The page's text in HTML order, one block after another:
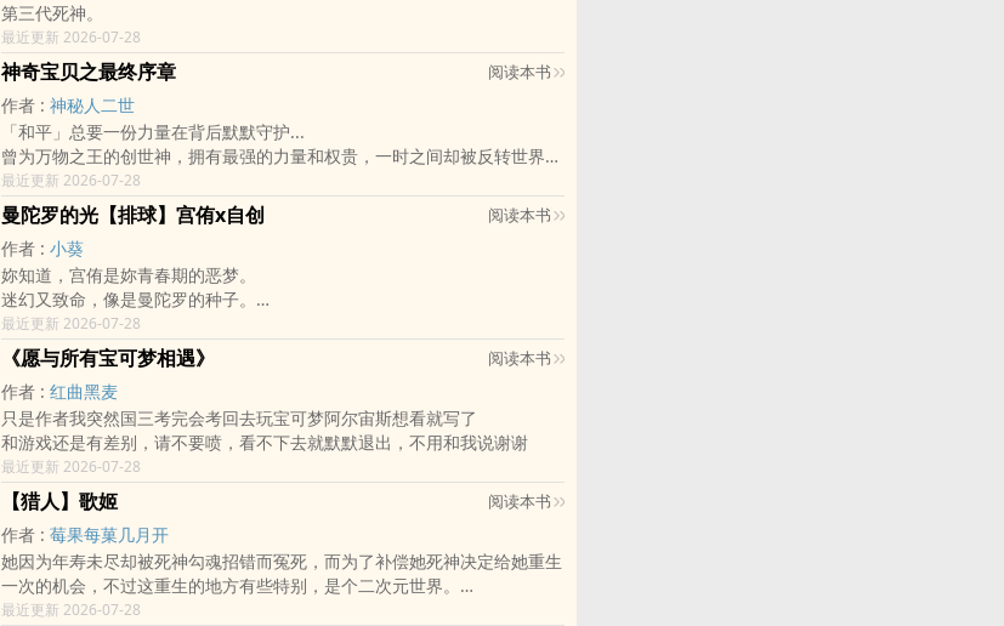
（使你接下来的每分每秒都有我存在）
「没有什么能对他们的感情产生动摇与威胁，除非他们自己本身就是两人之
间最大的敌人与第三者」
──────────────────────────
▌重要公告
这些日子重新整理《青色的我们》的大纲时，发现自己对这个故事有了和六
年前不同的理解。
《青色的我们》陪伴我很久，白石铃与及川彻也是我最珍惜的角色之一，这
点无庸置疑，即使如我后续书写的岩泉茉莉、及川美樱等女主角，白石铃始
终是我重要的女儿。
因此，在经历不断反复的思考与纠结后，我决定对本作进行一次较大幅度的
修订。***
本次修订将不只是文字润饰，而是会重新整理部分剧情架构与角色成长线，
让故事更贴近我当初想表达的核心
——两个从小一起长大的人，花了很多年才学会如何爱彼此。
已公开章节未来将会做一个全数隐藏的动作，并不会删除旧稿，外传比照办
理。
本书将于2026/7/20重新撰写继续连载，剧情与设定也与现行版本有所不
同。
最后，感谢一路陪伴《青色的我们》的各位读者，也谢谢当年写下这个故事
的自己。
20260716 致 群青
──────────────────────────
▌食用前须知
1.cp:排球少年x钢琴少女
第三代死神。
最近更新 2026-07-28
神奇宝贝之最终序章 阅读本书
作者 : 神秘人二世
「和平」总要一份力量在背后默默守护...
曾为万物之王的创世神，拥有最强的力量和权贵，一时之间却被反转世界的
魔王给推翻
另一边的「他」万贯家财，除了钱却一无所有，一场机遇下，前去那片未知
的领域探索。
「伙伴，请助我一臂之力，陪我一起走过天啀海角，看遍世间的繁华吧」
每周一两更 不会弃坑
另外，其他几本书我先隐藏起来 因为还要再做调整
最近更新 2026-07-28
曼陀罗的光【排球】宫侑x自创 阅读本书
作者 : 小葵
妳知道，宫侑是妳青春期的恶梦。
迷幻又致命，像是曼陀罗的种子。
也是水中的月亮。
现在妳已经知晓，恶梦是源自于妳天真的妄想。妳曾经的热爱与虔诚都是现
在折磨妳的刀。
所以妳试图将他从妳的骨肉里剜下。
妳闭上眼不再直视着烈阳，接着往后退一步，为了自己逃跑。
而妳也没能察觉到稻荷神在妳的身后嘲笑，并且注视着妳这个信徒的叛逃。
——
※少量床戏
※不定期更新
※同人习惯写得很不同人，没看过作品不影响观看本篇。
最近更新 2026-07-28
《愿与所有宝可梦相遇》 阅读本书
作者 : 红曲黑麦
只是作者我突然国三考完会考回去玩宝可梦阿尔宙斯想看就写了
和游戏还是有差别，请不要喷，看不下去就默默退出，不用和我说谢谢
最近更新 2026-07-28
【猎人】歌姬 阅读本书
作者 : 莓果每菓几月开
她因为年寿未尽却被死神勾魂招错而冤死，而为了补偿她死神决定给她重生
一次的机会，不过这重生的地方有些特别，是个二次元世界。
更特别的是她这新身体居然还是传说中的天使一族，不仅仅天生携带一些特
最近更新 2026-07-28